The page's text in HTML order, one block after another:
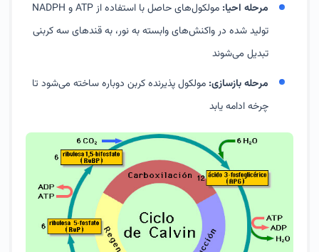
مرحله احیا:
مولکول‌های حاصل با استفاده از ATP و NADPH
تولید شده در واکنش‌های وابسته به نور، به قندهای سه کربنی
تبدیل می‌شوند
مرحله بازسازی: مولکول پذیرنده کربن دوباره ساخته می‌شود تا
چرخه ادامه یابد